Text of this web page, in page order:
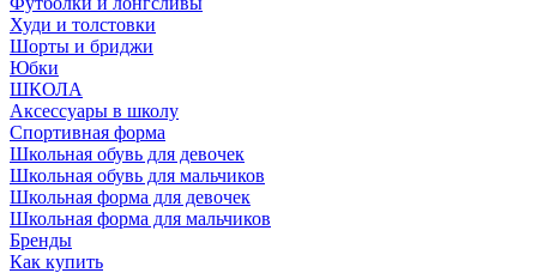
Худи и толстовки
Шорты и бриджи
Юбки
ШКОЛА
Аксессуары в школу
Спортивная форма
Школьная обувь для девочек
Школьная обувь для мальчиков
Школьная форма для девочек
Школьная форма для мальчиков
Бренды
Как купить